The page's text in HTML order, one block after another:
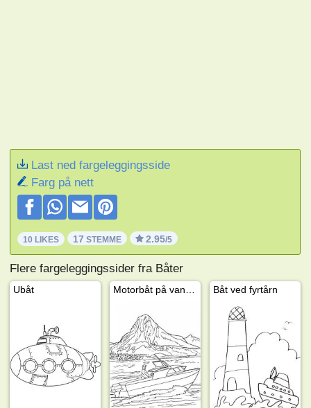
Last ned fargeleggingsside
Farg på nett
10 LIKES 17 STEMME 2.95/5
Flere fargeleggingssider fra Båter
Ubåt Båt ved fyrtårn